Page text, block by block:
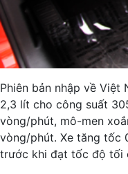
Phiên bản nhập về Việt
2,3 lít cho công suất
vòng/phút, mô-men
vòng/phút. Xe tăng tốc
trước khi đạt tốc độ tối